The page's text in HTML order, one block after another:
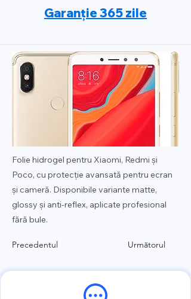
Garanție 365 zile
Folie hidrogel pentru Xiaomi, Redmi și
Poco, cu protecție avansată pentru ecran
și cameră. Disponibile variante matte,
glossy și anti-reflex, aplicate profesional
fără bule.
Precedentul Următorul